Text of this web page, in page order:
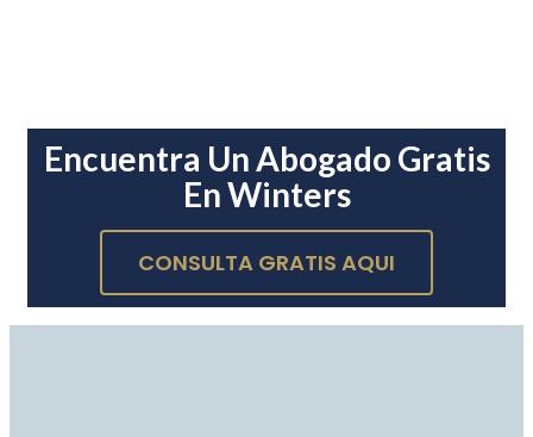
Encuentra Un Abogado Gratis
En Winters
CONSULTA GRATIS AQUI